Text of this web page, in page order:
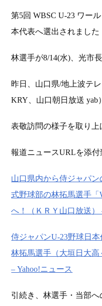
第5回 WBSC U-23 ワー
本代表へ選出されました
林選手が8/14(水)、光市
昨日、山口県/地上波テ
KRY、山口朝日放送 yab
表敬訪問の様子を取り上
報道ニュースURLを添付
山口県内から侍ジャパ
式野球部の林拓馬選手「
へ！（ＫＲＹ山口放送）
侍ジャパンU-23野球日
林拓馬選手（大垣日大高
– Yahoo!ニュース
引続き、林選手・当部